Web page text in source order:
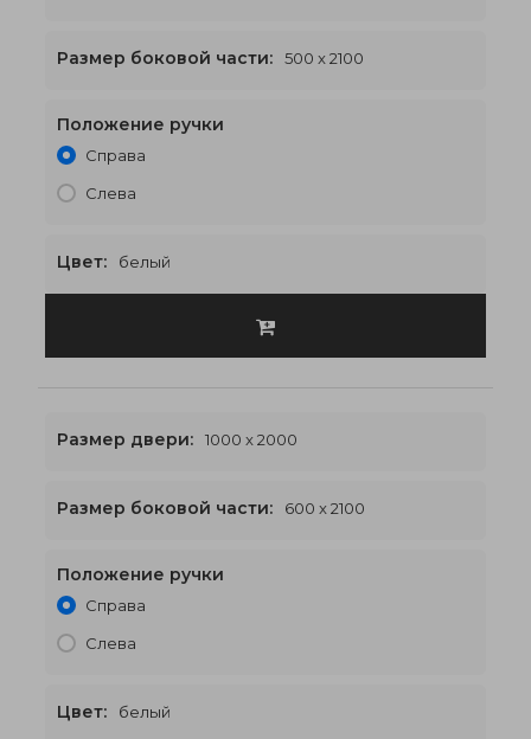
2000 x 2100€622
Размер боковой части: 500 x 2100
Положение ручки
Справа
Слева
Цвет: белый
2200 x 2100€642
Размер двери: 1000 x 2000
Размер боковой части: 600 x 2100
Положение ручки
Справа
Слева
Цвет: белый